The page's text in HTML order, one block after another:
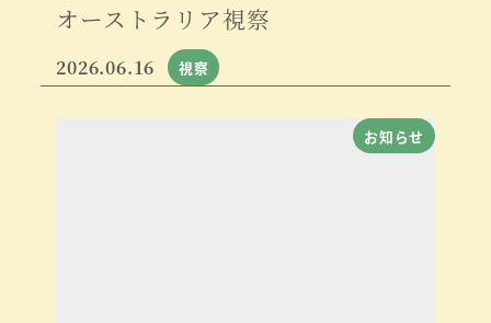
オーストラリア視察
2026.06.16 視察
お知らせ